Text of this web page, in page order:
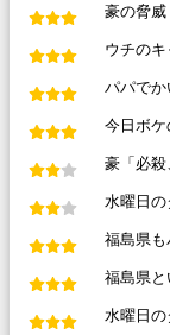
豪の脅威
ウチの
パパでか
今日ボケ
豪「必殺
水曜日の
福島県も
福島県と
水曜日